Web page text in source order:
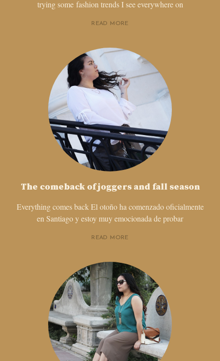
trying some fashion trends I see everywhere on
READ MORE
The comeback of joggers and fall season
Everything comes back El otoño ha comenzado oficialmente
en Santiago y estoy muy emocionada de probar
READ MORE